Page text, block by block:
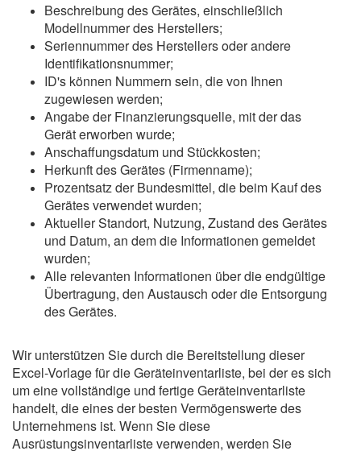
Beschreibung des Gerätes, einschließlich
Modellnummer des Herstellers;
Seriennummer des Herstellers oder andere
Identifikationsnummer;
ID's können Nummern sein, die von Ihnen
zugewiesen werden;
Angabe der Finanzierungsquelle, mit der das
Gerät erworben wurde;
Anschaffungsdatum und Stückkosten;
Herkunft des Gerätes (Firmenname);
Prozentsatz der Bundesmittel, die beim Kauf des
Gerätes verwendet wurden;
Aktueller Standort, Nutzung, Zustand des Gerätes
und Datum, an dem die Informationen gemeldet
wurden;
Alle relevanten Informationen über die endgültige
Übertragung, den Austausch oder die Entsorgung
des Gerätes.
Wir unterstützen Sie durch die Bereitstellung dieser
Excel-Vorlage für die Geräteinventarliste, bei der es sich
um eine vollständige und fertige Geräteinventarliste
handelt, die eines der besten Vermögenswerte des
Unternehmens ist. Wenn Sie diese
Ausrüstungsinventarliste verwenden, werden Sie